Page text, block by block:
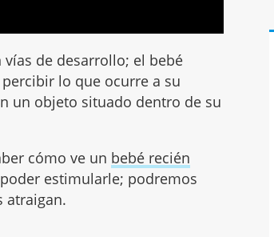
vías de desarrollo; el bebé
lo que ocurre a su
un objeto situado dentro de su
cómo ve un bebé recién
estimularle; podremos
atraigan.